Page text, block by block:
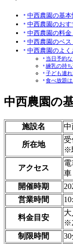
中西農園の基本
中西農園のおす
中西農園の料
中西農園のベ
中西農園のよく
当日予約
練乳の持
子ども連
食べ放題
中西農園の
施設名 中
所在地
※
アクセス
車
開催時期
営業時間
料金目安
制限時間